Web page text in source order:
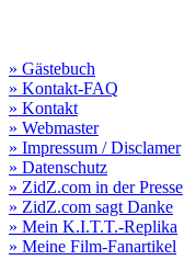
» Gästebuch
» Kontakt-FAQ
» Kontakt
» Webmaster
» Impressum / Disclamer
» Datenschutz
» ZidZ.com in der Presse
» ZidZ.com sagt Danke
» Mein K.I.T.T.-Replika
» Meine Film-Fanartikel